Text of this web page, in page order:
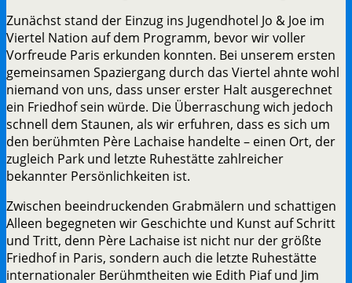
Zunächst stand der Einzug ins Jugendhotel Jo & Joe im
Viertel Nation auf dem Programm, bevor wir voller
Vorfreude Paris erkunden konnten. Bei unserem ersten
gemeinsamen Spaziergang durch das Viertel ahnte wohl
niemand von uns, dass unser erster Halt ausgerechnet
ein Friedhof sein würde. Die Überraschung wich jedoch
schnell dem Staunen, als wir erfuhren, dass es sich um
den berühmten Père Lachaise handelte – einen Ort, der
zugleich Park und letzte Ruhestätte zahlreicher
bekannter Persönlichkeiten ist.
Zwischen beeindruckenden Grabmälern und schattigen
Alleen begegneten wir Geschichte und Kunst auf Schritt
und Tritt, denn Père Lachaise ist nicht nur der größte
Friedhof in Paris, sondern auch die letzte Ruhestätte
internationaler Berühmtheiten wie Edith Piaf und Jim